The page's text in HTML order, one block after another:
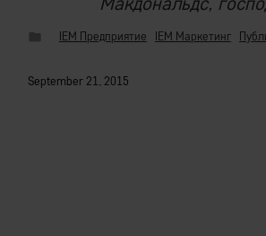
IEM Предприятие IEM Маркетинг
September 21, 2015